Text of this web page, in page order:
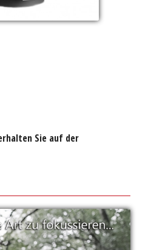
Sie auf der